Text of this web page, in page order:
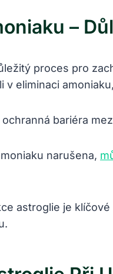
–
proces pro
v eliminaci
bariéra
narušena,
astroglie je